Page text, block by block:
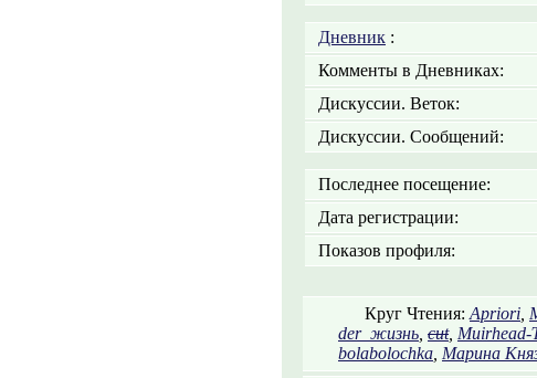
Дневник :
Комменты в Дневниках:
Дискуссии. Веток:
Дискуссии. Сообщений:
Последнее посещение:
Дата регистрации:
Показов профиля:
Круг Чтения: Apriori
der_жизнь cut,
bolabolochka Марина